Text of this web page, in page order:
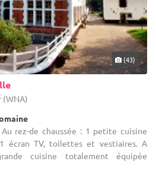
(43)
(WNA)
rez-de chaussée : 1 petite cuisine
écran TV, toilettes et vestiaires. A
cuisine totalement équipée